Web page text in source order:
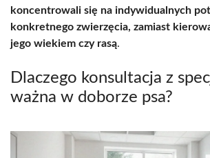
koncentrowali się na indywidualnych
konkretnego zwierzęcia, zamiast
jego wiekiem czy rasą.
Dlaczego konsultacja z
ważna w doborze psa?